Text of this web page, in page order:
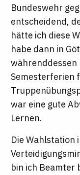
Bundeswehr
entscheidend,
hätte ich diese
habe dann in
währenddessen
Semesterferien
war eine gute
Lernen.
Die Wahlstation
bin ich Beamter